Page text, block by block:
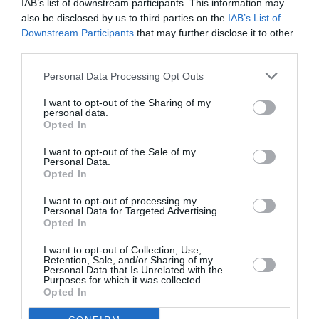
IAB’s list of downstream participants. This information may
also be disclosed by us to third parties on the IAB’s List of
Downstream Participants that may further disclose it to other
Personal Data Processing Opt Outs
I want to opt-out of the Sharing of my
personal data.
Opted In
I want to opt-out of the Sale of my
Personal Data.
Opted In
I want to opt-out of processing my
Personal Data for Targeted Advertising.
Opted In
I want to opt-out of Collection, Use,
Retention, Sale, and/or Sharing of my
Personal Data that Is Unrelated with the
Purposes for which it was collected.
Opted In
Ταυτότητα Εκδήλωσης
18.00
Τοποθεσία:
Θέατρο Τέχνης Κάρολος Κουν, Φρυνίχου 14, Πλάκα
Θέατρο Τέχνης Καρόλου Κουν – Φρυνίχου
Τηλ.: 210 7610620, 6985 933 290 |theatro-technis.gr
Ακολουθήστε το Culturenow.gr στο